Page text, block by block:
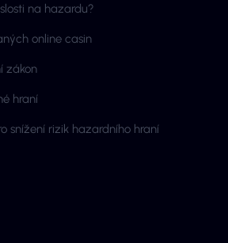
na hazardu?
online casin
zákon
hraní
snížení rizik hazardního hraní